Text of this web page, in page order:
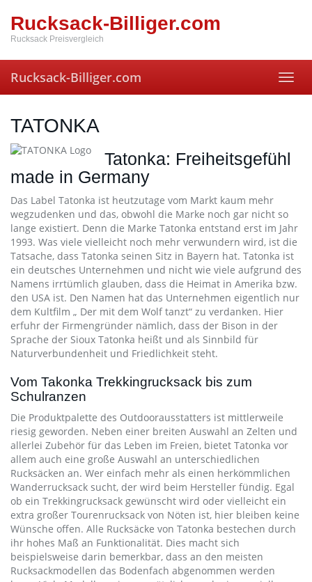
mainRucksack-Billiger.com
Rucksack Preisvergleich
Rucksack-Billiger.com
TATONKA
Tatonka: Freiheitsgefühl
made in Germany
Das Label Tatonka ist heutzutage vom Markt kaum mehr
wegzudenken und das, obwohl die Marke noch gar nicht so
lange existiert. Denn die Marke Tatonka entstand erst im Jahr
1993. Was viele vielleicht noch mehr verwundern wird, ist die
Tatsache, dass Tatonka seinen Sitz in Bayern hat. Tatonka ist
ein deutsches Unternehmen und nicht wie viele aufgrund des
Namens irrtümlich glauben, dass die Heimat in Amerika bzw.
den USA ist. Den Namen hat das Unternehmen eigentlich nur
dem Kultfilm „ Der mit dem Wolf tanzt“ zu verdanken. Hier
erfuhr der Firmengründer nämlich, dass der Bison in der
Sprache der Sioux Tatonka heißt und als Sinnbild für
Naturverbundenheit und Friedlichkeit steht.
Vom Takonka Trekkingrucksack bis zum
Schulranzen
Die Produktpalette des Outdoorausstatters ist mittlerweile
riesig geworden. Neben einer breiten Auswahl an Zelten und
allerlei Zubehör für das Leben im Freien, bietet Tatonka vor
allem auch eine große Auswahl an unterschiedlichen
Rucksäcken an. Wer einfach mehr als einen herkömmlichen
Wanderrucksack sucht, der wird beim Hersteller fündig. Egal
ob ein Trekkingrucksack gewünscht wird oder vielleicht ein
extra großer Tourenrucksack von Nöten ist, hier bleiben keine
Wünsche offen. Alle Rucksäcke von Tatonka bestechen durch
ihr hohes Maß an Funktionalität. Dies macht sich
beispielsweise darin bemerkbar, dass an den meisten
Rucksackmodellen das Bodenfach abgenommen werden